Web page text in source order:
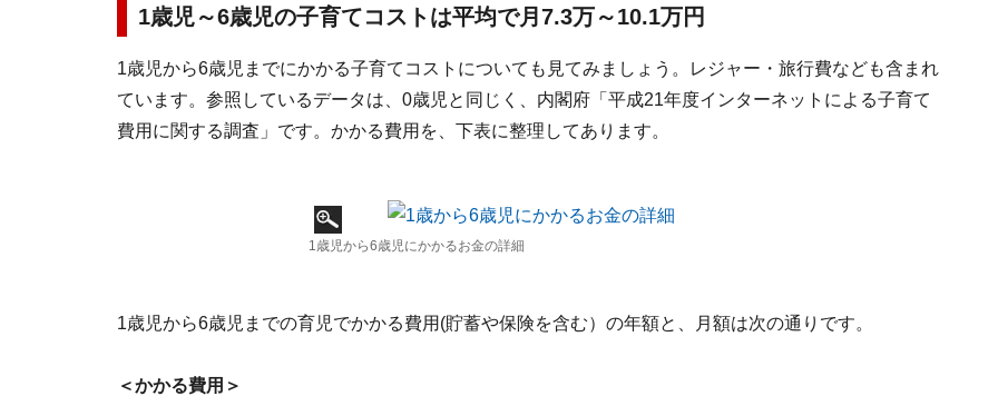
1歳児～6歳児の子育てコストは平均で月7.3万～10.1万円
1歳児から6歳児までにかかる子育てコストについても見てみましょう。レジャー・旅行費なども含まれ
ています。参照しているデータは、0歳児と同じく、内閣府「平成21年度インターネットによる子育て
費用に関する調査」です。かかる費用を、下表に整理してあります。
1歳児から6歳児にかかるお金の詳細
1歳児から6歳児までの育児でかかる費用(貯蓄や保険を含む）の年額と、月額は次の通りです。
＜かかる費用＞